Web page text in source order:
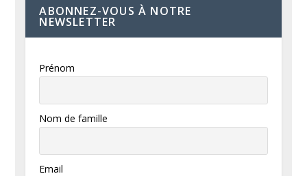
ABONNEZ-VOUS À NOTRE
NEWSLETTER
Prénom
Nom de famille
Email